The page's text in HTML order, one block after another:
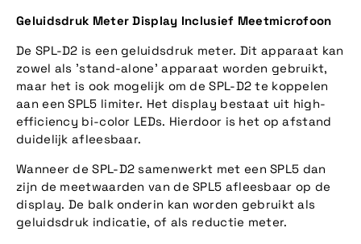
Geluidsdruk Meter Display Inclusief Meetmicrofoon
De SPL-D2 is een geluidsdruk meter. Dit apparaat kan
zowel als 'stand-alone' apparaat worden gebruikt,
maar het is ook mogelijk om de SPL-D2 te koppelen
aan een SPL5 limiter. Het display bestaat uit high-
efficiency bi-color LEDs. Hierdoor is het op afstand
duidelijk afleesbaar.
Wanneer de SPL-D2 samenwerkt met een SPL5 dan
zijn de meetwaarden van de SPL5 afleesbaar op de
display. De balk onderin kan worden gebruikt als
geluidsdruk indicatie, of als reductie meter.